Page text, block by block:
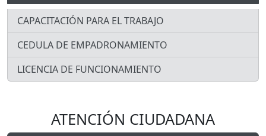
CAPACITACIÓN PARA EL TRABAJO
CEDULA DE EMPADRONAMIENTO
LICENCIA DE FUNCIONAMIENTO
ATENCIÓN CIUDADANA